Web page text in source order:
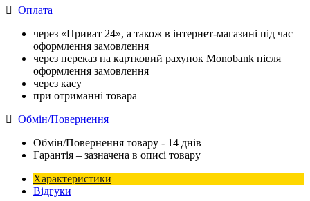
Оплата
через «Приват 24», а також в інтернет-магазині під час
оформлення замовлення
через переказ на картковий рахунок Monobank після
оформлення замовлення
через касу
при отриманні товара
Обмін/Повернення
Обмін/Повернення товару - 14 днів
Гарантія – зазначена в описі товару
Характеристики
Відгуки